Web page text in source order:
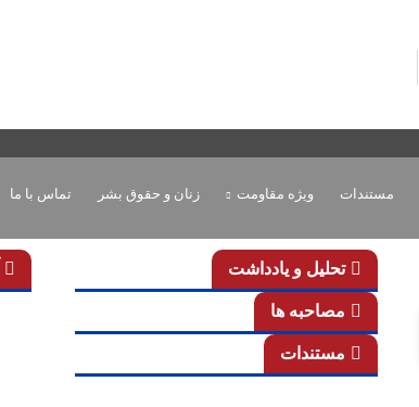
مستندات ویژه مقاومت زنان و حقوق بشر تماس با ما
تحلیل و یادداشت
مصاحبه ها
مستندات